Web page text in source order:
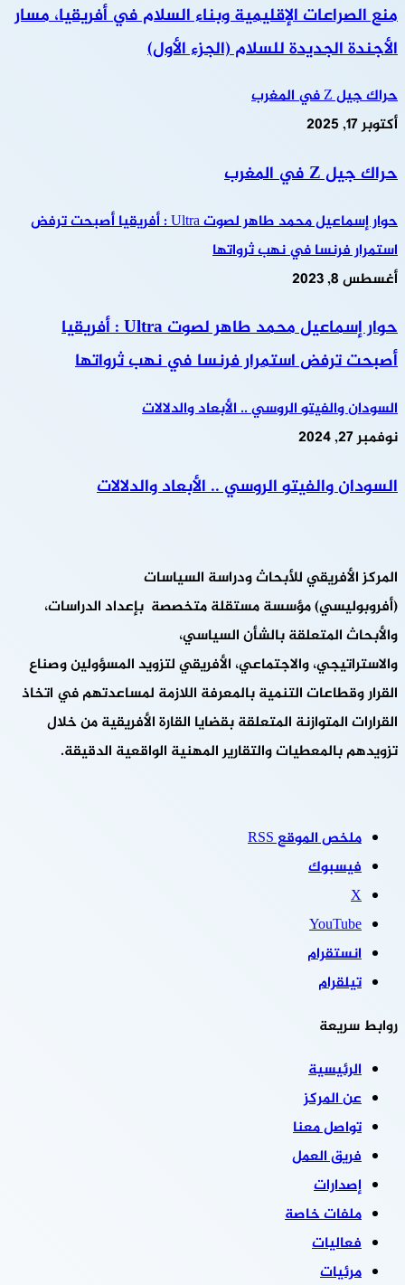
منع الصراعات الإقليمية وبناء السلام في أفريقيا، مسار
الأجندة الجديدة للسلام (الجزء الأول)
حراك جيل Z في المغرب
أكتوبر 17, 2025
حراك جيل Z في المغرب
حوار إسماعيل محمد طاهر لصوت Ultra : أفريقيا أصبحت ترفض
استمرار فرنسا في نهب ثرواتها
أغسطس 8, 2023
حوار إسماعيل محمد طاهر لصوت Ultra : أفريقيا
أصبحت ترفض استمرار فرنسا في نهب ثرواتها
السودان والفيتو الروسي .. الأبعاد والدلالات
نوفمبر 27, 2024
السودان والفيتو الروسي .. الأبعاد والدلالات
المركز الأفريقي للأبحاث ودراسة السياسات
(أفروبوليسي) مؤسسة مستقلة متخصصة بإعداد الدراسات،
والأبحاث المتعلقة بالشأن السياسي،
والاستراتيجي، والاجتماعي، الأفريقي لتزويد المسؤولين وصناع
القرار وقطاعات التنمية بالمعرفة اللازمة لمساعدتهم في اتخاذ
القرارات المتوازنة المتعلقة بقضايا القارة الأفريقية من خلال
تزويدهم بالمعطيات والتقارير المهنية الواقعية الدقيقة.
ملخص الموقع RSS
فيسبوك
‫X
‫YouTube
انستقرام
تيلقرام
روابط سريعة
الرئيسية
عن المركز
تواصل معنا
فريق العمل
إصدارات
ملفات خاصة
فعاليات
مرئيات